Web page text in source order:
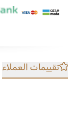
تقييمات العملاء